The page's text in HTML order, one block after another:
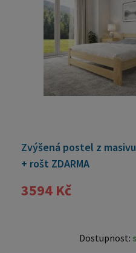
Zvýšená postel z
+ rošt ZDARMA
3594 Kč
Dostupnost: